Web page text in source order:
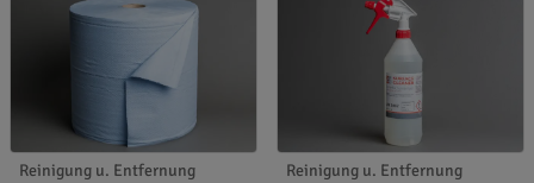
Reinigung u. Entfernung Reinigung u. Entfernung